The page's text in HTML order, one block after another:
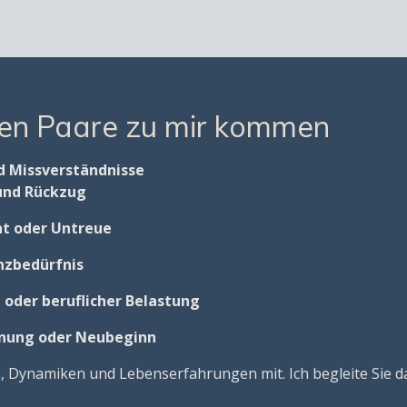
Paare zu mir kommen
Missverständnisse
Rückzug
oder Untreue
beruflicher Belastung
oder Neubeginn
Dynamiken und Lebenserfahrungen mit. Ich begleite Sie